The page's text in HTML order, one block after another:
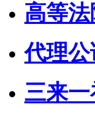
高等
代理
三来